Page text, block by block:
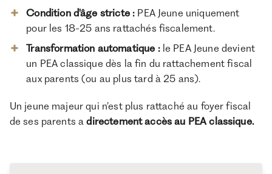
Condition d'âge stricte : PEA Jeune uniquement
pour les 18-25 ans rattachés fiscalement.
Transformation automatique : le PEA Jeune devient
un PEA classique dès la fin du rattachement fiscal
aux parents (ou au plus tard à 25 ans).
Un jeune majeur qui n’est plus rattaché au foyer fiscal
de ses parents adirectement accès au PEA classique.